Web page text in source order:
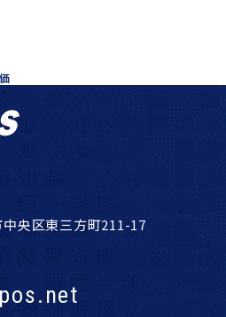
央区東三方町211-17